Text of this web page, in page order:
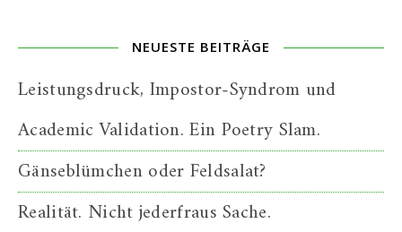
NEUESTE BEITRÄGE
Leistungsdruck, Impostor-Syndrom und
Academic Validation. Ein Poetry Slam.
Gänseblümchen oder Feldsalat?
Realität. Nicht jederfraus Sache.